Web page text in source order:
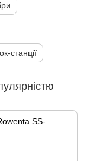
станції